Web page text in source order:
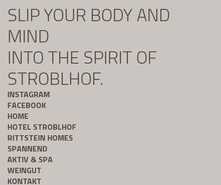
SLIP YOUR BODY AND
MIND
INTO THE SPIRIT OF
STROBLHOF.
INSTAGRAM
FACEBOOK
HOME
HOTEL STROBLHOF
RITTSTEIN HOMES
SPANNEND
AKTIV & SPA
WEINGUT
KONTAKT